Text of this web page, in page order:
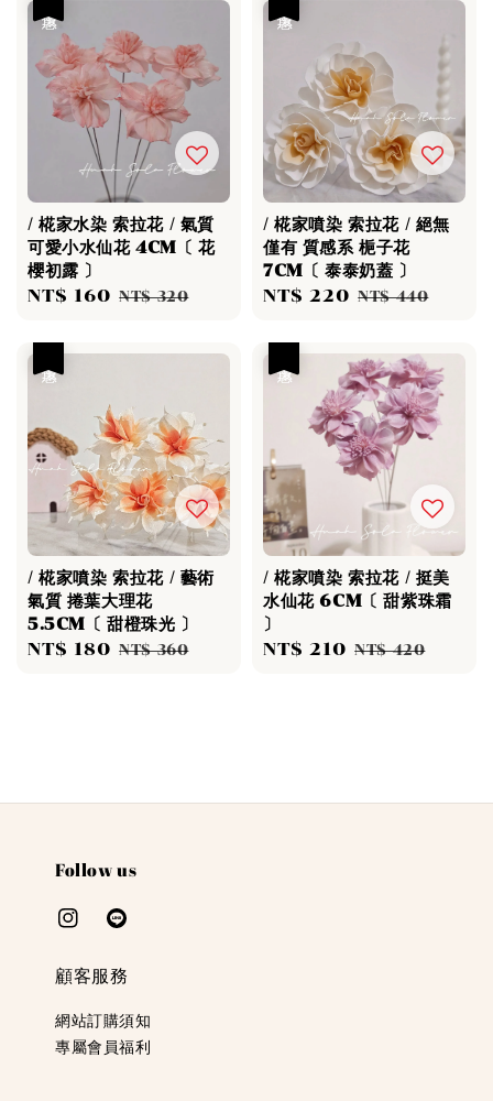
/ 椛家水染 索拉花 / 氣質
可愛小水仙花 4CM〔 花
櫻初露 〕
Sale
NT$ 160 Regular
NT$ 320
/ 椛家噴染 索拉花 / 絕無
僅有 質感系 梔子花
7CM〔 泰泰奶蓋 〕
Sale
NT$ 220 Regular
NT$ 440
/ 椛家噴染 索拉花 / 藝術
氣質 捲葉大理花
5.5CM〔 甜橙珠光 〕
Sale
NT$ 180 Regular
NT$ 360
/ 椛家噴染 索拉花 / 挺美
水仙花 6CM〔 甜紫珠霜
〕
Sale
NT$ 210 Regular
NT$ 420
Follow us
顧客服務
網站訂購須知
專屬會員福利